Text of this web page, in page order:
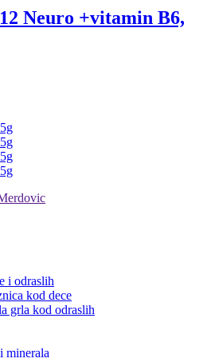
Neuro +vitamin B6,
i odraslih
kod dece
grla kod odraslih
minerala